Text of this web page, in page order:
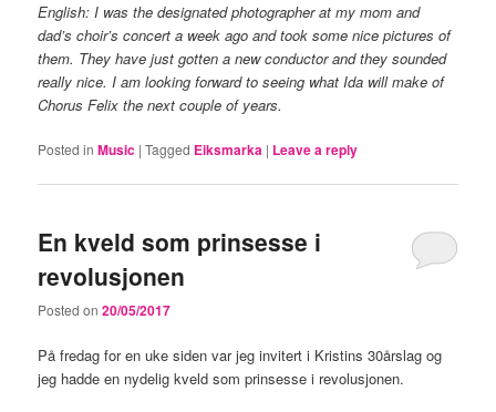
English: I was the designated photographer at my mom and
dad’s choir’s concert a week ago and took some nice pictures of
them. They have just gotten a new conductor and they sounded
really nice. I am looking forward to seeing what Ida will make of
Chorus Felix the next couple of years.
Posted in Music |Tagged Eiksmarka | Leave a reply
En kveld som prinsesse i
revolusjonen
Posted on20/05/2017
På fredag for en uke siden var jeg invitert i Kristins 30årslag og
jeg hadde en nydelig kveld som prinsesse i revolusjonen.